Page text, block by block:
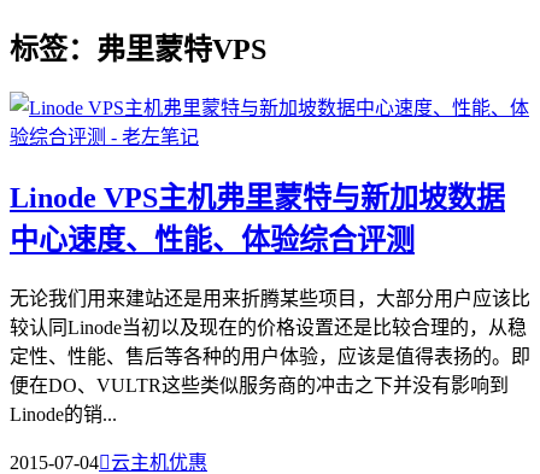
标签：弗里蒙特VPS
Linode VPS主机弗里蒙特与新加坡数据
中心速度、性能、体验综合评测
无论我们用来建站还是用来折腾某些项目，大部分用户应该比
较认同Linode当初以及现在的价格设置还是比较合理的，从稳
定性、性能、售后等各种的用户体验，应该是值得表扬的。即
便在DO、VULTR这些类似服务商的冲击之下并没有影响到
Linode的销...
2015-07-04云主机优惠